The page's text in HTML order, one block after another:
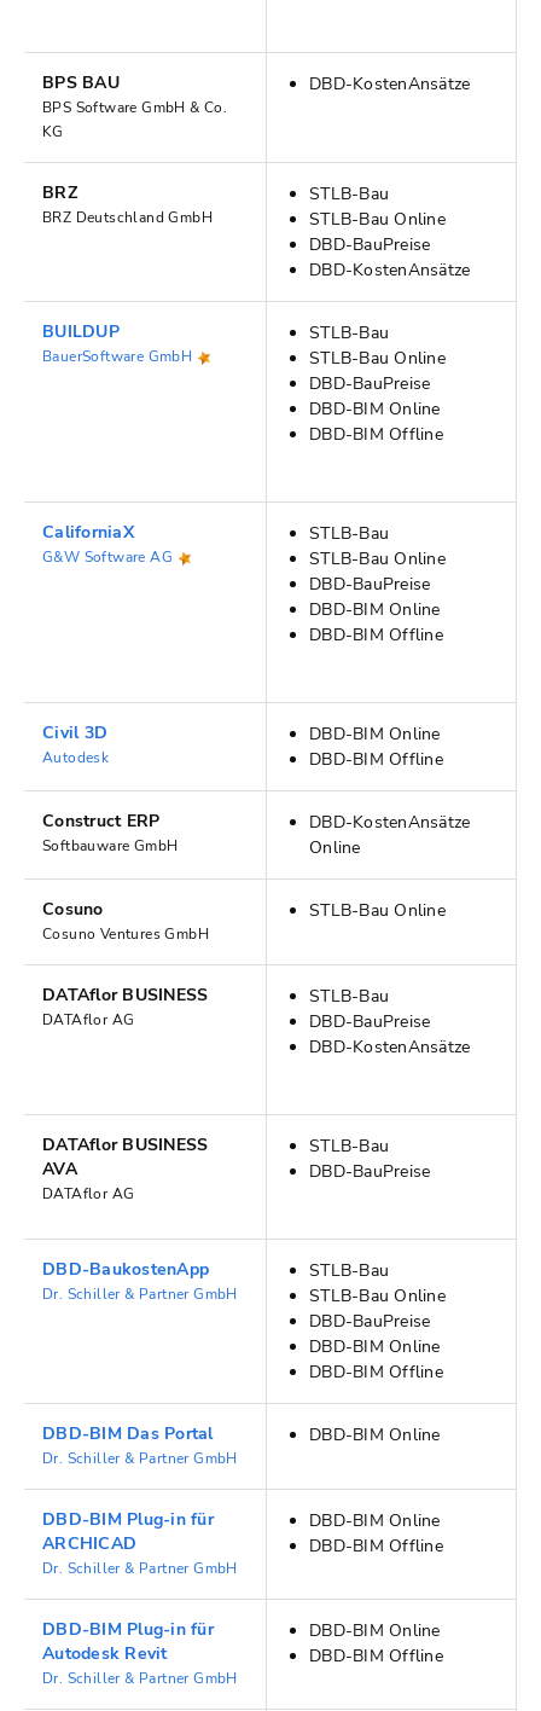
BPS BAU
BPS Software GmbH & Co.
KG
DBD-KostenAnsätze
BRZ
BRZ Deutschland GmbH
STLB-Bau
STLB-Bau Online
DBD-BauPreise
DBD-KostenAnsätze
BUILDUP
BauerSoftware GmbH
STLB-Bau
STLB-Bau Online
DBD-BauPreise
DBD-BIM Online
DBD-BIM Offline
CaliforniaX
G&W Software AG
STLB-Bau
STLB-Bau Online
DBD-BauPreise
DBD-BIM Online
DBD-BIM Offline
Civil 3D
Autodesk
DBD-BIM Online
DBD-BIM Offline
Construct ERP
Softbauware GmbH
DBD-KostenAnsätze
Online
Cosuno
Cosuno Ventures GmbH
STLB-Bau Online
DATAflor BUSINESS
DATAflor AG
STLB-Bau
DBD-BauPreise
DBD-KostenAnsätze
DATAflor BUSINESS
AVA
DATAflor AG
STLB-Bau
DBD-BauPreise
DBD-BaukostenApp
Dr. Schiller & Partner GmbH
STLB-Bau
STLB-Bau Online
DBD-BauPreise
DBD-BIM Online
DBD-BIM Offline
DBD-BIM Das Portal
Dr. Schiller & Partner GmbH
DBD-BIM Online
DBD-BIM Plug-in für
ARCHICAD
Dr. Schiller & Partner GmbH
DBD-BIM Online
DBD-BIM Offline
DBD-BIM Plug-in für
Autodesk Revit
Dr. Schiller & Partner GmbH
DBD-BIM Online
DBD-BIM Offline